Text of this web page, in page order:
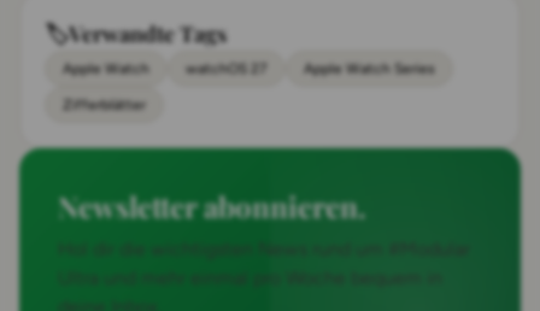
🏷Verwandte Tags
Apple Watch watchOS 27 Apple Watch Series
Zifferblätter
Newsletter abonnieren.